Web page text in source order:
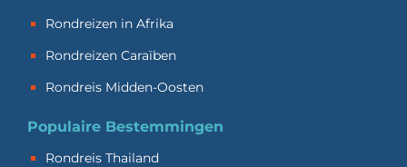
Rondreizen in Afrika
Rondreizen Caraïben
Rondreis Midden-Oosten
Populaire Bestemmingen
Rondreis Thailand